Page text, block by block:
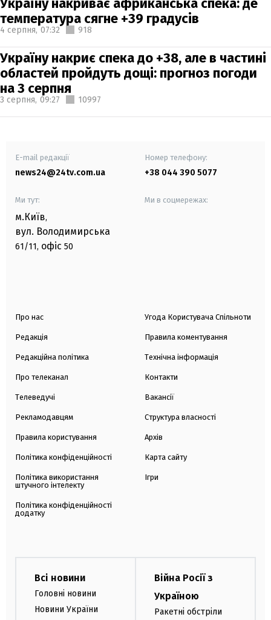
температура сягне +39 градусів
4 серпня, 07:32 918
Україну накриє спека до +38, але в частині
областей пройдуть дощі: прогноз погоди
на 3 серпня
3 серпня, 09:27 10997
E-mail редакції
news24@24tv.com.ua
Номер телефону:
+38 044 390 5077
Ми тут:
м.Київ,
вул. Володимирська
61/11, офіс 50
Ми в соцмережах:
Про нас
Редакція
Редакційна політика
Про телеканал
Телеведучі
Рекламодавцям
Правила користування
Політика конфіденційності
Політика використання
штучного інтелекту
Політика конфіденційності
додатку
Угода Користувача Спільноти
Правила коментування
Технічна інформація
Контакти
Вакансії
Структура власності
Архів
Карта сайту
Ігри
Всі новини
Головні новини
Новини України
Війна Росії з
Україною
Ракетні обстріли